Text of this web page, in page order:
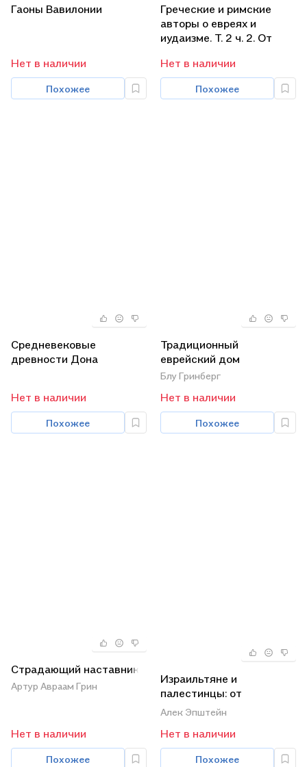
Гаоны Вавилонии
Нет в наличии
Похожее
Греческие и римские
авторы о евреях и
иудаизме. Т. 2 ч. 2. От
Симпликия.
Нет в наличии
Похожее
Средневековые
древности Дона
Нет в наличии
Похожее
Традиционный
еврейский дом
Блу Гринберг
Нет в наличии
Похожее
Страдающий наставник
Артур Авраам Грин
Нет в наличии
Похожее
Израильтяне и
палестинцы: от
конфронтации к
Алек Эпштейн
Нет в наличии
Похожее